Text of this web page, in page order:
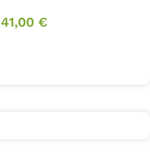
41,00 €